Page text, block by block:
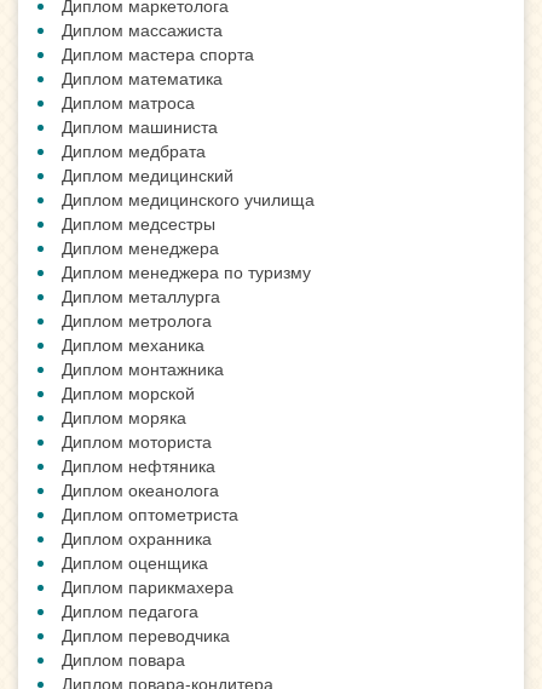
Диплом маркетолога
Диплом массажиста
Диплом мастера спорта
Диплом математика
Диплом матроса
Диплом машиниста
Диплом медбрата
Диплом медицинский
Диплом медицинского училища
Диплом медсестры
Диплом менеджера
Диплом менеджера по туризму
Диплом металлурга
Диплом метролога
Диплом механика
Диплом монтажника
Диплом морской
Диплом моряка
Диплом моториста
Диплом нефтяника
Диплом океанолога
Диплом оптометриста
Диплом охранника
Диплом оценщика
Диплом парикмахера
Диплом педагога
Диплом переводчика
Диплом повара
Диплом повара-кондитера